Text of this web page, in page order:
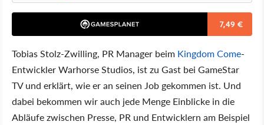
7,49 €
Tobias Stolz-Zwilling, PR Manager beim Kingdom Come-
Entwickler Warhorse Studios, ist zu Gast bei GameStar
TV und erklärt, wie er an seinen Job gekommen ist. Und
dabei bekommen wir auch jede Menge Einblicke in die
Abläufe zwischen Presse, PR und Entwicklern am Beispiel